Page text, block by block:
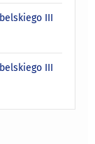
III
III